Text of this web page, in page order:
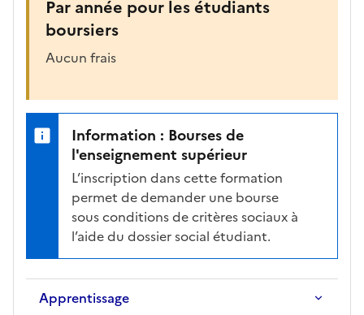
Par année pour les étudiants
boursiers
Aucun frais
Information : Bourses de
l'enseignement supérieur
L’inscription dans cette formation
permet de demander une bourse
sous conditions de critères sociaux à
l’aide du dossier social étudiant.
Apprentissage